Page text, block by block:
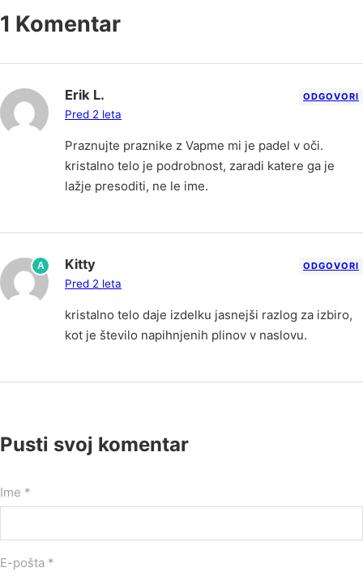
1 Komentar
Erik L.
Pred 2 leta
ODGOVORI
Praznujte praznike z Vapme mi je padel v oči.
kristalno telo je podrobnost, zaradi katere ga je
lažje presoditi, ne le ime.
A Kitty
Pred 2 leta
ODGOVORI
kristalno telo daje izdelku jasnejši razlog za izbiro,
kot je število napihnjenih plinov v naslovu.
Pusti svoj komentar
Ime *
E-pošta *